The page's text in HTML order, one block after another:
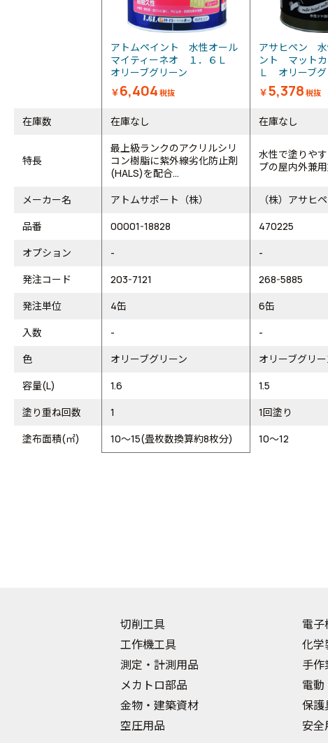
アトムペイント 水性オール
マイティーネオ １．６Ｌ
オリーブグリーン
￥6,404 税抜
アサヒペン 水
ント マット
Ｌ オリーブグ
￥5,378 税抜
在庫数 在庫なし 在庫なし
特長
最上級ランクのアクリルシリ
コン樹脂に紫外線劣化防止剤
(HALS)を配合...
水性で塗りや
プの屋内外兼用
メーカー名 アトムサポート（株）
（株）アサヒ
品番
00001-18828
470225
オプション
-
-
発注コード
203-7121
268-5885
発注単位
4缶
6缶
入数
-
-
色
オリーブグリーン
オリーブグリー
容量(L)
1.6
1.5
塗り重ね回数
1
1回塗り
塗布面積(㎡)
10～15(畳枚数換算約8枚分) 10～12
切削工具
工作機工具
測定・計測用品
メカトロ部品
金物・建築資材
空圧用品
電子
化学
手作
電動
保護
安全